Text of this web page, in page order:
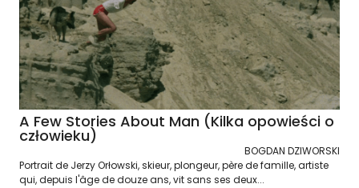
A Few Stories About Man (Kilka opowieści o
człowieku)
BOGDAN DZIWORSKI
Portrait de Jerzy Orłowski, skieur, plongeur, père de famille, artiste
qui, depuis l'âge de douze ans, vit sans ses deux...